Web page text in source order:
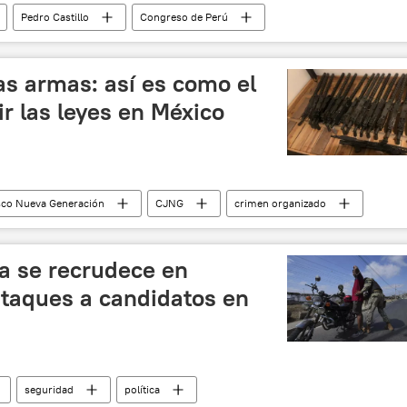
Pedro Castillo
Congreso de Perú
Perú CIDH
Luiz Inacio Lula da Silva
de Castillo
armas: así es como el
las leyes en México
Nueva Generación CJNG
crimen organizado
control de armas
se recrudece en
a candidatos en
seguridad política